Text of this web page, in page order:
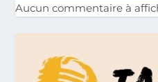
Aucun commentaire à